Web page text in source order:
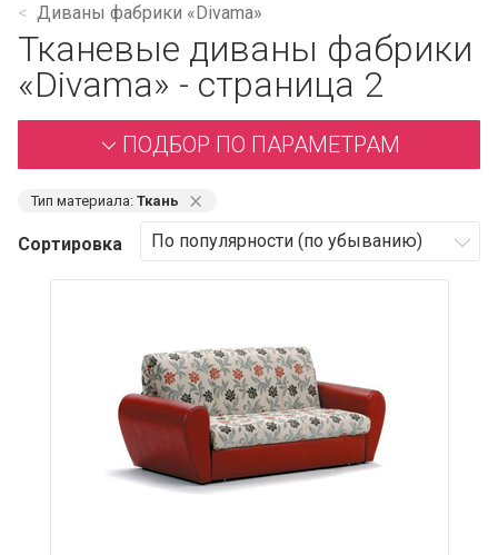
Диваны фабрики «Divama»
Тканевые диваны фабрики
«Divama» - страница 2
ПОДБОР ПО ПАРАМЕТРАМ
Тип материала: Ткань ⨯
Сортировка